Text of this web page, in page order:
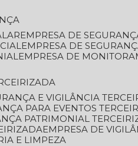
EMPRESA DE
EMPRESA DE
EMPRESA DE
E VIGILÂNCIA
PARA EVENTOS
PATRIMONIAL
EMPRESA DE
E LIMPEZA